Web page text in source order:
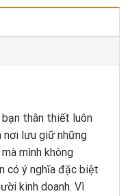
thân thiết luôn
nơi lưu giữ những
mình không
có ý nghĩa đặc biệt
kinh doanh. Vì